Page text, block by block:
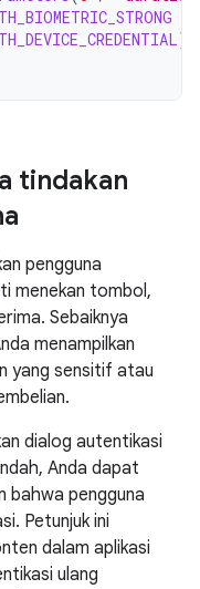
)
tindakan
pengguna
menekan tombol,
Sebaiknya
menampilkan
yang sensitif atau
dialog autentikasi
Anda dapat
bahwa pengguna
Petunjuk ini
dalam aplikasi
ulang